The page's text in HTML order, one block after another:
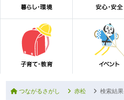
つながるさがし 赤松 検索結果